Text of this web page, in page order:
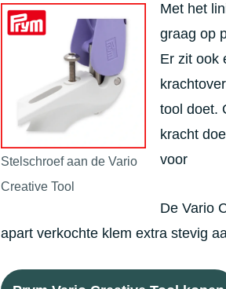
Stelschroef aan de Vario
Creative Tool
Met het
graag op
Er zit ook
tool doet.
kracht
voor
De Vario
apart verkochte klem extra stevig